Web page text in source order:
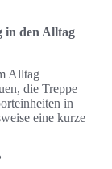
in den Alltag
Alltag
die Treppe
in
eine kurze